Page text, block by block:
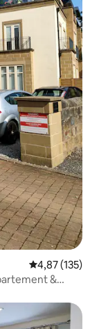
Gemiddelde
4,87 (135)
&